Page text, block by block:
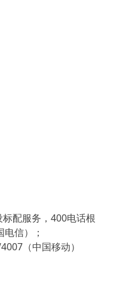
配服务，400电话根
信）；
（中国移动）